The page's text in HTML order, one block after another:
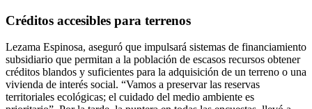
Créditos accesibles para terrenos
Lezama Espinosa, aseguró que impulsará sistemas de financiamiento
subsidiario que permitan a la población de escasos recursos obtener
créditos blandos y suficientes para la adquisición de un terreno o una
vivienda de interés social. “Vamos a preservar las reservas
territoriales ecológicas; el cuidado del medio ambiente es